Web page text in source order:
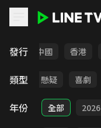
發行
韓國 中國 香港
類型
甜寵 懸疑 喜劇
年份 全部 2026